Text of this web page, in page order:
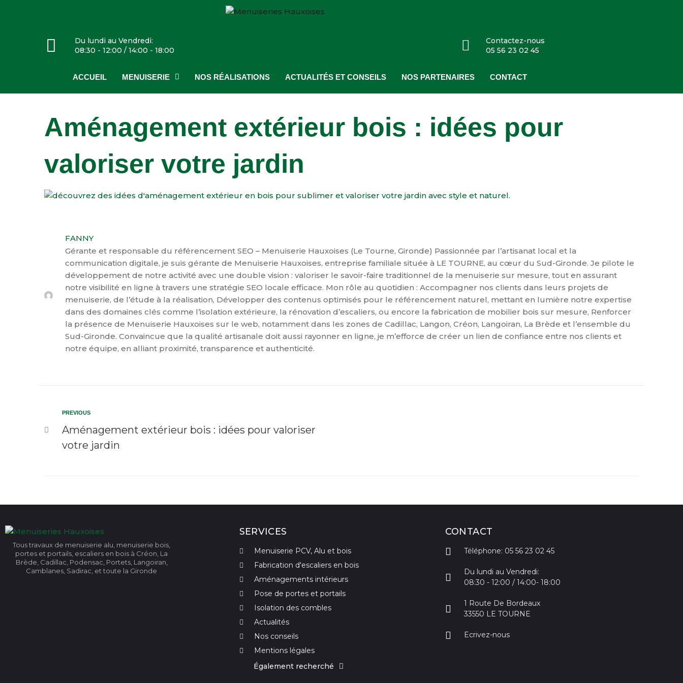
Du lundi au Vendredi:
08:30 - 12:00 / 14:00 - 18:00
Contactez-nous
05 56 23 02 45
ACCUEIL MENUISERIE NOS RÉALISATIONS ACTUALITÉS ET CONSEILS NOS PARTENAIRES CONTACT
Aménagement extérieur bois : idées pour
valoriser votre jardin
FANNY
Gérante et responsable du référencement SEO – Menuiserie Hauxoises (Le Tourne, Gironde) Passionnée par l’artisanat local et la
communication digitale, je suis gérante de Menuiserie Hauxoises, entreprise familiale située à LE TOURNE, au cœur du Sud-Gironde. Je pilote le
développement de notre activité avec une double vision : valoriser le savoir-faire traditionnel de la menuiserie sur mesure, tout en assurant
notre visibilité en ligne à travers une stratégie SEO locale efficace. Mon rôle au quotidien : Accompagner nos clients dans leurs projets de
menuiserie, de l’étude à la réalisation, Développer des contenus optimisés pour le référencement naturel, mettant en lumière notre expertise
dans des domaines clés comme l’isolation extérieure, la rénovation d’escaliers, ou encore la fabrication de mobilier bois sur mesure, Renforcer
la présence de Menuiserie Hauxoises sur le web, notamment dans les zones de Cadillac, Langon, Créon, Langoiran, La Brède et l’ensemble du
Sud-Gironde. Convaincue que la qualité artisanale doit aussi rayonner en ligne, je m’efforce de créer un lien de confiance entre nos clients et
notre équipe, en alliant proximité, transparence et authenticité.
PREVIOUS
Aménagement extérieur bois : idées pour valoriser
votre jardin
Tous travaux de menuiserie alu, menuiserie bois,
portes et portails, escaliers en bois à Créon, La
Brède, Cadillac, Podensac, Portets, Langoiran,
Camblanes, Sadirac, et toute la Gironde
SERVICES
Menuiserie PCV, Alu et bois
Fabrication d'escaliers en bois
Aménagements intérieurs
Pose de portes et portails
Isolation des combles
Actualités
Nos conseils
Mentions légales
Également recherché
CONTACT
Téléphone: 05 56 23 02 45
Du lundi au Vendredi:
08:30 - 12:00 / 14:00- 18:00
1 Route De Bordeaux
33550 LE TOURNE
Ecrivez-nous